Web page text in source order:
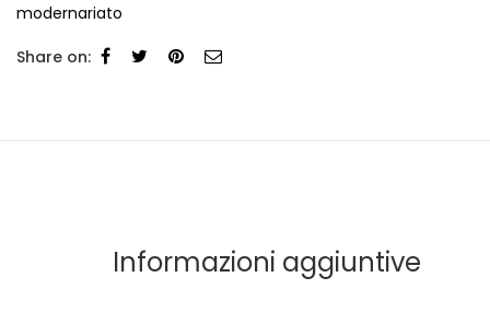
modernariato
Share on:
Informazioni aggiuntive